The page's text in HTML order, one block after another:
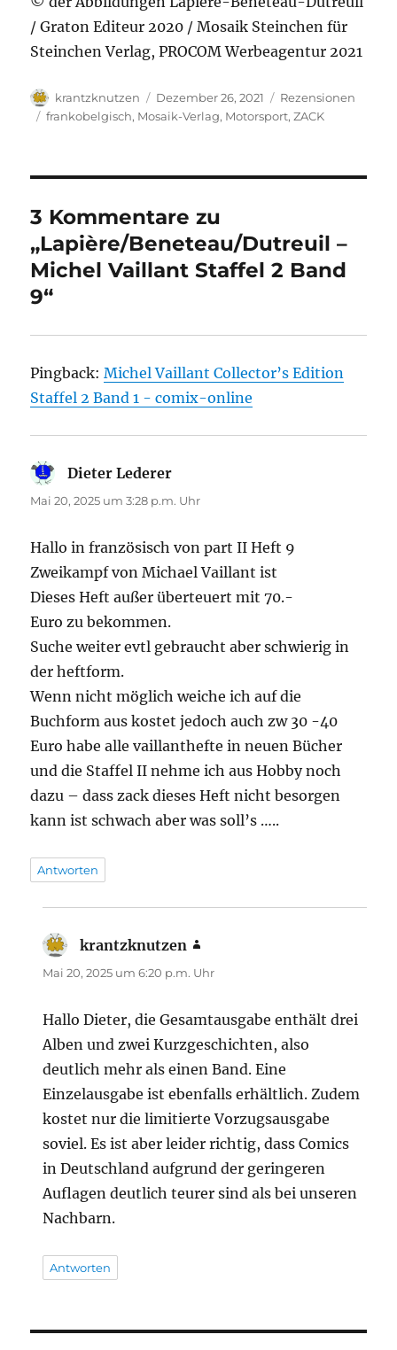
/ Graton Editeur 2020 / Mosaik Steinchen für
Steinchen Verlag, PROCOM Werbeagentur 2021
Autor
krantzknutzen
Veröffentlicht
am
Dezember 26, 2021 Kategorien
Rezensionen
Schlagwörter
frankobelgisch, Mosaik-Verlag, Motorsport,ZACK
3 Kommentare zu
„Lapière/Beneteau/Dutreuil –
Michel Vaillant Staffel 2 Band
9“
Pingback:Michel Vaillant Collector’s Edition
Staffel 2 Band 1 - comix-online
Dieter Lederer
Mai 20, 2025 um 3:28 p.m. Uhr
Hallo in französisch von part II Heft 9
Zweikampf von Michael Vaillant ist
Dieses Heft außer überteuert mit 70.-
Euro zu bekommen.
Suche weiter evtl gebraucht aber schwierig in
der heftform.
Wenn nicht möglich weiche ich auf die
Buchform aus kostet jedoch auch zw 30 -40
Euro habe alle vaillanthefte in neuen Bücher
und die Staffel II nehme ich aus Hobby noch
dazu – dass zack dieses Heft nicht besorgen
kann ist schwach aber was soll’s …..
Antworten
krantzknutzen
Mai 20, 2025 um 6:20 p.m. Uhr
Hallo Dieter, die Gesamtausgabe enthält drei
Alben und zwei Kurzgeschichten, also
deutlich mehr als einen Band. Eine
Einzelausgabe ist ebenfalls erhältlich. Zudem
kostet nur die limitierte Vorzugsausgabe
soviel. Es ist aber leider richtig, dass Comics
in Deutschland aufgrund der geringeren
Auflagen deutlich teurer sind als bei unseren
Nachbarn.
Antworten